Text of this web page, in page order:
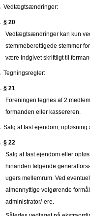
Vedtægtsændringer:
§ 20
Vedtægtsændringer kan kun
stemmeberettigede stemmer
være indgivet skriftligt til
Tegningsregler:
§ 21
Foreningen tegnes af 2
formanden eller kassereren.
Salg af fast ejendom, opløsning
§ 22
Salg af fast ejendom eller
hinanden følgende
ugers mellemrum. Ved
almennyttige velgørende
administrator/-ere.